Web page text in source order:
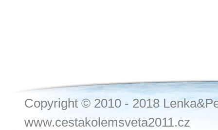
Copyright © 2010 - 2018
www.cestakolemsveta2011.cz